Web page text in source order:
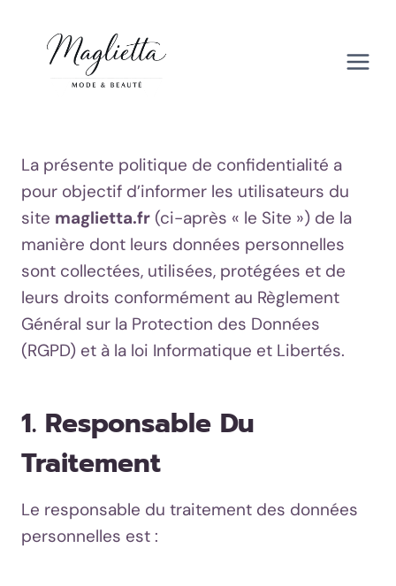
contenu
La présente politique de confidentialité a
pour objectif d’informer les utilisateurs du
site maglietta.fr (ci-après « le Site ») de la
manière dont leurs données personnelles
sont collectées, utilisées, protégées et de
leurs droits conformément au Règlement
Général sur la Protection des Données
(RGPD) et à la loi Informatique et Libertés.
1. Responsable Du
Traitement
Le responsable du traitement des données
personnelles est :